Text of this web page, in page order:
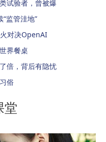
试验者，曾被爆
监管洼地”
对决OpenAI
界餐桌
倍，背后有隐忧
俗
堂